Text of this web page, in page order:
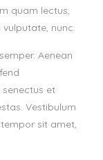
quam lectus,
nunc.
Aenean
et
Vestibulum
sit amet,